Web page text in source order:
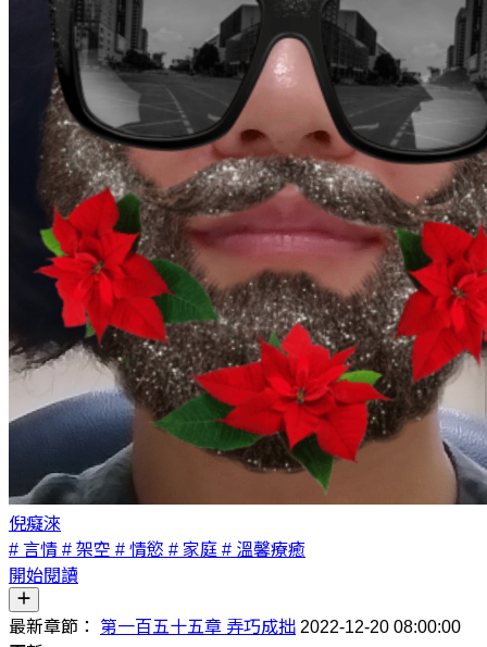
倪癡淶
# 言情 # 架空 # 情慾 # 家庭 # 溫馨療癒
開始閱讀
最新章節： 第一百五十五章 弄巧成拙 2022-12-20 08:00:00